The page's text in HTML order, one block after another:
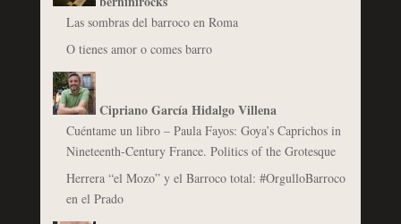
Las sombras del barroco en Roma
O tienes amor o comes barro
Cipriano García Hidalgo Villena
Cuéntame un libro – Paula Fayos: Goya’s Caprichos in
Nineteenth-Century France. Politics of the Grotesque
Herrera “el Mozo” y el Barroco total: #OrgulloBarroco
en el Prado